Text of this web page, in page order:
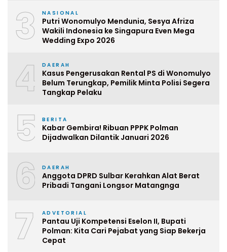
3 NASIONAL
Putri Wonomulyo Mendunia, Sesya Afriza
Wakili Indonesia ke Singapura Even Mega
Wedding Expo 2026
4 DAERAH
Kasus Pengerusakan Rental PS di Wonomulyo
Belum Terungkap, Pemilik Minta Polisi Segera
Tangkap Pelaku
5 BERITA
Kabar Gembira! Ribuan PPPK Polman
Dijadwalkan Dilantik Januari 2026
6 DAERAH
Anggota DPRD Sulbar Kerahkan Alat Berat
Pribadi Tangani Longsor Matangnga
7 ADVETORIAL
Pantau Uji Kompetensi Eselon II, Bupati
Polman: Kita Cari Pejabat yang Siap Bekerja
Cepat